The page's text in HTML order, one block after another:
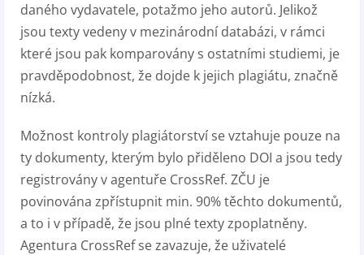
daného vydavatele, potažmo jeho autorů. Jelikož
jsou texty vedeny v mezinárodní databázi, v rámci
které jsou pak komparovány s ostatními studiemi, je
pravděpodobnost, že dojde k jejich plagiátu, značně
nízká.
Možnost kontroly plagiátorství se vztahuje pouze na
ty dokumenty, kterým bylo přiděleno DOI a jsou tedy
registrovány v agentuře CrossRef. ZČU je
povinována zpřístupnit min. 90% těchto dokumentů,
a to i v případě, že jsou plné texty zpoplatněny.
Agentura CrossRef se zavazuje, že uživatelé